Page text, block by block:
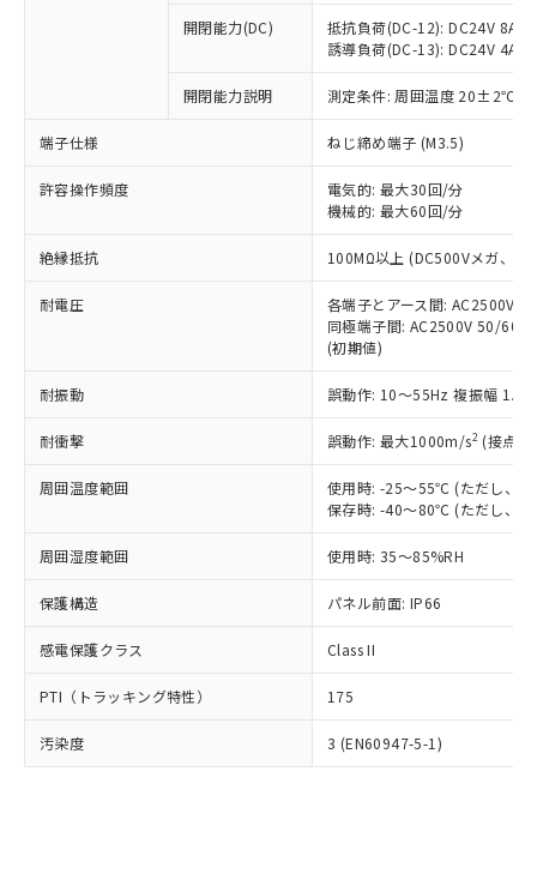
開閉能力(DC)
抵抗負荷(DC-12): DC24V 8A/
誘導負荷(DC-13): DC24V 4A/
開閉能力説明 測定条件: 周囲温度 20±2℃、
端子仕様 ねじ締め端子 (M3.5)
許容操作頻度
電気的: 最大30回/分
機械的: 最大60回/分
絶縁抵抗 100MΩ以上 (DC500Vメガ、点
耐電圧
各端子とアース間: AC2500V
同極端子間: AC2500V 50/
(初期値)
耐振動 誤動作: 10～55Hz 複振幅
耐衝撃 誤動作: 最大1000m/s2 (接点
周囲温度範囲
使用時: -25～55℃ (ただし、氷
保存時: -40～80℃ (ただし、氷
周囲湿度範囲 使用時: 35～85%RH
保護構造 パネル前面: IP66
感電保護クラス Class II
PTI（トラッキング特性） 175
汚染度 3 (EN60947-5-1)
ことをご了承ください。
在庫状況および標準価格照会結果は、
記載している更新日時点での社内デー
タに基づき作成されるものであり、閲
覧された時点での実際の在庫および標
準価格とは異なる場合があることをご
正式な納期状況および標準価格はお客
様のお取引先、またはお客様担当のオ
ムロン制御機器販売店・当社販売員に
オムロン制御機器販売店や当社販売拠
販売ネットワーク
」をご確認
在庫状況および標準価格結果を当社の
事前の承諾なく第三者に漏洩または開
示しないようお願いします。
マイパーツ機能（部品リスト作成サー
ビス）をご利用いただくには、I-Web
メンバーズにご登録されている必要が
お客様が当ウェブサイト上で当社にご
登録された部品リストについて、当社
および当社の共同利用者が、当社の製
品・サービスに関するお客様との取
引・商談に必要な範囲で利用すること
※当社の共同利用者とは、"個人情報
の「1.共同利
用者の範囲」に記載されている法人を
いたものが、含有品と判明した場合などや
むを得ず変更することがあります。
*EU RoHS指令（10物質）：
鉛(Pb) 1000ppm以下、 水銀(Hg) 1000ppm以下、 カド
六価クロム(Cr(Ⅵ)) 1000ppm以下、ポリ臭化ビフェニル
類(PBB) 1000ppm以下、ポリ臭化ジフェニルエーテル類
(PBDE) 1000ppm以下、フタル酸ビス(2-エチルヘキシ
ル) (DEHP)(別名：DOP) 1000ppm以下、フタル酸ブチ
ルベンジル（BBP） 1000ppm以下、フタル酸ジブチル
（DBP） 1000ppm以下、フタル酸ジイソブチル
(DIBP) 1000ppm以下
但し、RoHS指令で産業用監視および制御機器に対する
フタル酸エステル類の４物質については閾値を超える意
図的な使用がないことを確認しています。
部品在庫の切り替え状況などにより、予定
月が前後することがあります。
※3 非含有証明書ダウンロード
下記の非含有証明書をダウンロードするこ
とができます。
EU RoHS指令（10物質）の非含有証明書
51物質の非含有証明書（当社基準）
※本証明書は発行日時点で非含有を証明す
るもので、過去に遡って非含有を証明する
基準値を超えていることを示します。
「－」：未確認です。当社販売部門へお問
ム) : 100ppm、
Cr(Ⅵ)(六価クロム) : 1000ppm、 PBBs(ポリ臭化ビフェ
ニル類) : 1000ppm、 PBDEs(ポリ臭化ジフェニルエーテ
ル類) : 1000ppm、
DBP(フタル酸ジブチル) : 1000ppm、 DIBP(フタル酸ジ
イソブチル) : 1000ppm、 BBP(フタル酸ブチルベンジ
ル) : 1000ppm、
DEHP(フタル酸ビス(2-エチルヘキシル)) : 1000ppm
「ｅ」：有害物質（10物質）のすべてが基
準値以下であることを示します。
「10」：通常の使用状況下において有害物
質が外部に漏えいし、環境に深刻な影響を
及ぼさない年数を意味します。
「－」：未確認です。当社販売部門へお問
い合わせください。
当社は、これら貴社製品のうち、外国
為替および外国貿易法に定める商品
（以下｢規制貨物等」という）を輸出
または国外への提供する場合は、日本
国政府の輸出許可(または役務取引許
可)を取得するなどの必要な手続きを
当社は規制貨物を破棄する場合は、完
全に破砕するなど、違法に輸出されな
いよう必要な手段を講じます。
当社は貴社製品を、核兵器、ミサイ
ル、化学兵器、生物兵器またはその他
武器並びにこれらの製造装置等に一切
当社は、貴社製品を第三者に販売する
場合は、上記1、2および3の内容を当
該第三者に通知します。また当社は、
販売先および販売に係わる関係者が違
法に輸出するおそれがある場合は、取
り引きをいたしません。
キャンセル
説明
○ 一定数以上の在庫あり
一定数には満たないが在庫あり
在庫なし(最新の在庫状況につ
いては、お客様のお取引先、ま
たはお客様担当のオムロン制御
機器販売店・当社販売員にご確
白
受注生産機種、また在庫状況の
情報を公開していない機種